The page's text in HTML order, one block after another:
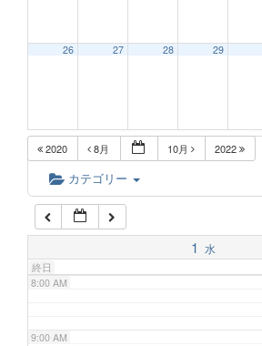
26 27 28 29
2020 8月 10月 2022
カテゴリー
1 水
終日
6:00 AM
7:00 AM
8:00 AM
9:00 AM